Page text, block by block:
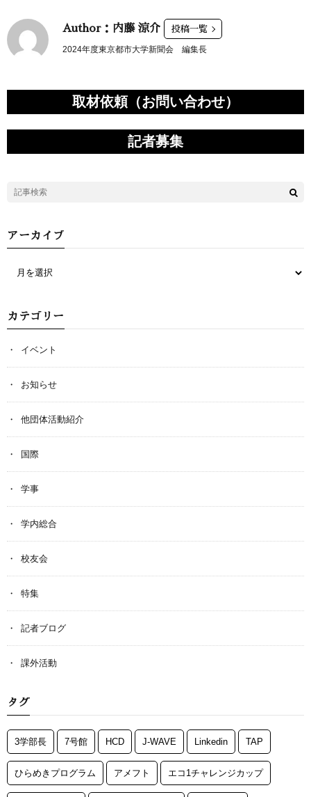
Author：内藤 涼介 投稿一覧
2024年度東京都市大学新聞会 編集長
取材依頼（お問い合わせ）
記者募集
アーカイブ
カテゴリー
イベント
お知らせ
他団体活動紹介
国際
学事
学内総合
校友会
特集
記者ブログ
課外活動
タグ
3学部長 7号館 HCD J-WAVE Linkedin TAP
ひらめきプログラム アメフト エコ1チャレンジカップ